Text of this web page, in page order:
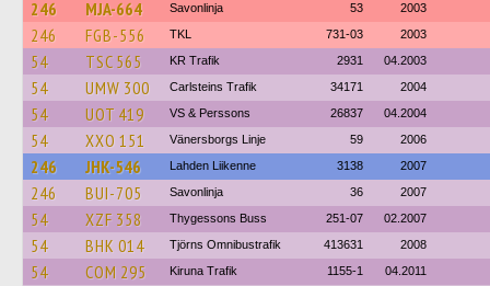
246 MJA-664 Savonlinja 53 2003
246 FGB-556 TKL 731-03 2003
54 TSC 565 KR Trafik 2931 04.2003
54 UMW 300 Carlsteins Trafik 34171 2004
54 UOT 419 VS & Perssons 26837 04.2004
54 XXO 151 Vänersborgs Linje 59 2006
246 JHK-546 Lahden Liikenne 3138 2007
246 BUI-705 Savonlinja 36 2007
54 XZF 358 Thygessons Buss 251-07 02.2007
54 BHK 014 Tjörns Omnibustrafik 413631 2008
54 COM 295 Kiruna Trafik 1155-1 04.2011